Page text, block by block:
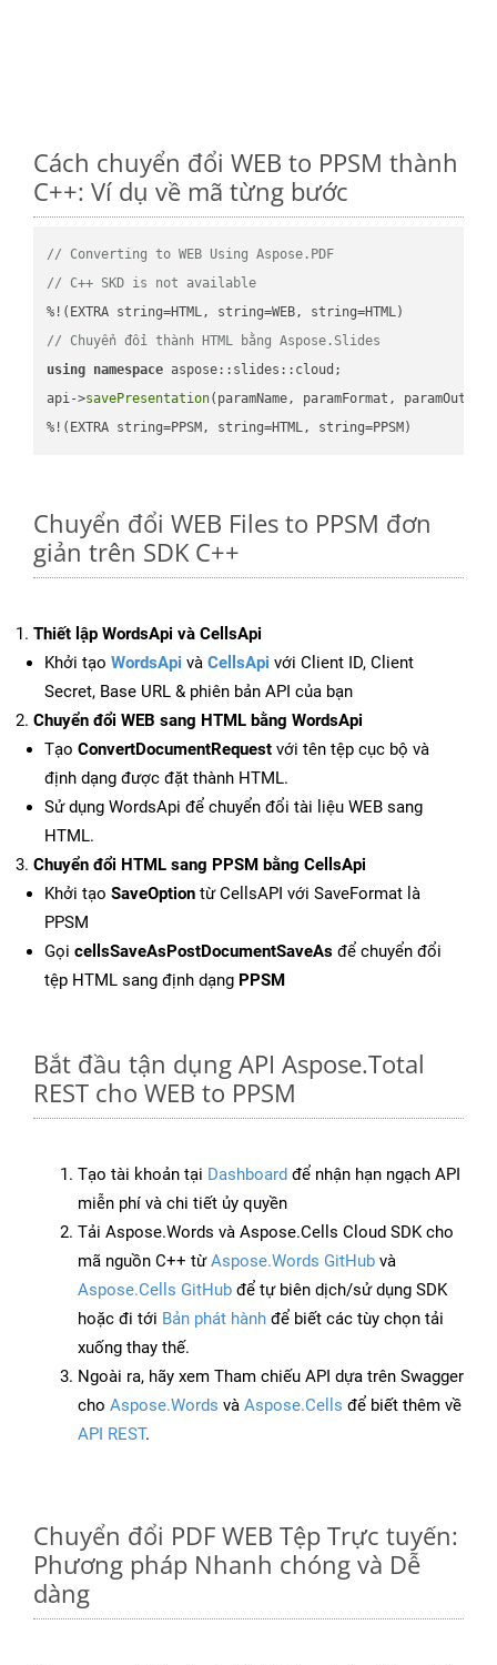
Cách chuyển đổi WEB to PPSM thành
C++: Ví dụ về mã từng bước
// Converting to WEB Using Aspose.PDF
// C++ SKD is not available
// Chuyển đổi thành HTML bằng Aspose.Slides
using namespace aspose::slides::cloud;
api->savePresentation(paramName, paramFormat,
%!(EXTRA string=PPSM, string=HTML, string=PPSM)
Chuyển đổi WEB Files to PPSM đơn
giản trên SDK C++
Thiết lập WordsApi và CellsApi
Khởi tạo WordsApi và CellsApi với Client ID, Client
Secret, Base URL & phiên bản API của bạn
Chuyển đổi WEB sang HTML bằng WordsApi
Tạo ConvertDocumentRequest với tên tệp cục bộ và
định dạng được đặt thành HTML.
Sử dụng WordsApi để chuyển đổi tài liệu WEB sang
HTML.
Chuyển đổi HTML sang PPSM bằng CellsApi
Khởi tạo SaveOption từ CellsAPI với SaveFormat là
PPSM
Gọi cellsSaveAsPostDocumentSaveAs để chuyển đổi
tệp HTML sang định dạng PPSM
Bắt đầu tận dụng API Aspose.Total
REST cho WEB to PPSM
Tạo tài khoản tại Dashboard để nhận hạn ngạch API
miễn phí và chi tiết ủy quyền
Tải Aspose.Words và Aspose.Cells Cloud SDK cho
mã nguồn C++ từAspose.Words GitHub và
Aspose.Cells GitHub để tự biên dịch/sử dụng SDK
hoặc đi tới Bản phát hành để biết các tùy chọn tải
xuống thay thế.
Ngoài ra, hãy xem Tham chiếu API dựa trên Swagger
cho Aspose.Words và Aspose.Cells để biết thêm về
API REST.
Chuyển đổi PDF WEB Tệp Trực tuyến:
Phương pháp Nhanh chóng và Dễ
dàng